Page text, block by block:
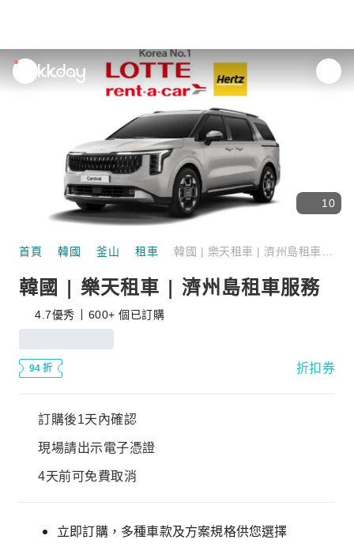
unread
notifications
10
首頁 韓國 釜山 租車
韓國 | 樂天租車 | 濟州島租車服務
4.7優秀 600+ 個已訂購
94 折 折扣券
訂購後1天內確認
現場請出示電子憑證
4天前可免費取消
立即訂購，多種車款及方案規格供您選擇